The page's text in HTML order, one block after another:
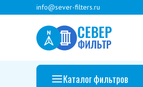
info@sever-filters.ru
Каталог фильтров